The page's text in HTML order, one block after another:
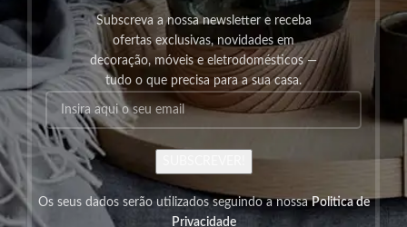
Subscreva a nossa newsletter e receba
ofertas exclusivas, novidades em
decoração, móveis e eletrodomésticos —
tudo o que precisa para a sua casa.
Os seus dados serão utilizados seguindo a nossaPolitica de
Privacidade